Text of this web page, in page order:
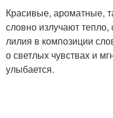
Красивые, ароматные,
словно излучают
лилия в композиции
о светлых чувствах и
улыбается.